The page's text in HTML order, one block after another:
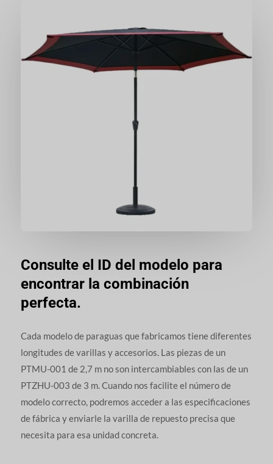
Consulte el ID del modelo para
encontrar la combinación
perfecta.
Cada modelo de paraguas que fabricamos tiene diferentes
longitudes de varillas y accesorios. Las piezas de un
PTMU-001 de 2,7 m no son intercambiables con las de un
PTZHU-003 de 3 m. Cuando nos facilite el número de
modelo correcto, podremos acceder a las especificaciones
de fábrica y enviarle la varilla de repuesto precisa que
necesita para esa unidad concreta.